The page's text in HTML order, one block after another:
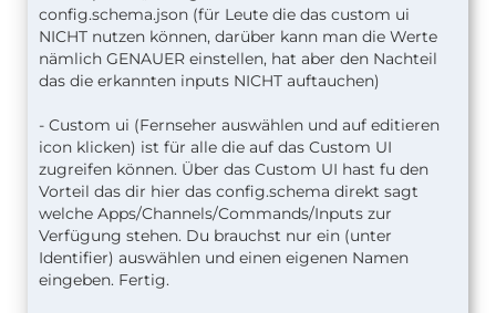
wenn ich hier auf editieren (Stift) klicke kommt
hier kann ich nichts bearbeiten,
Ich komme nur an die Einstellungen wenn ich im
config.schema.json (für Leute die das custom ui
NICHT nutzen können, darüber kann man die Werte
nämlich GENAUER einstellen, hat aber den Nachteil
das die erkannten inputs NICHT auftauchen)
- Custom ui (Fernseher auswählen und auf editieren
icon klicken) ist für alle die auf das Custom UI
zugreifen können. Über das Custom UI hast fu den
Vorteil das dir hier das config.schema direkt sagt
welche Apps/Channels/Commands/Inputs zur
Verfügung stehen. Du brauchst nur ein (unter
Identifier) auswählen und einen eigenen Namen
eingeben. Fertig.